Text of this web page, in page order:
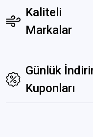
Kaliteli
Markalar
Günlük
Kuponları